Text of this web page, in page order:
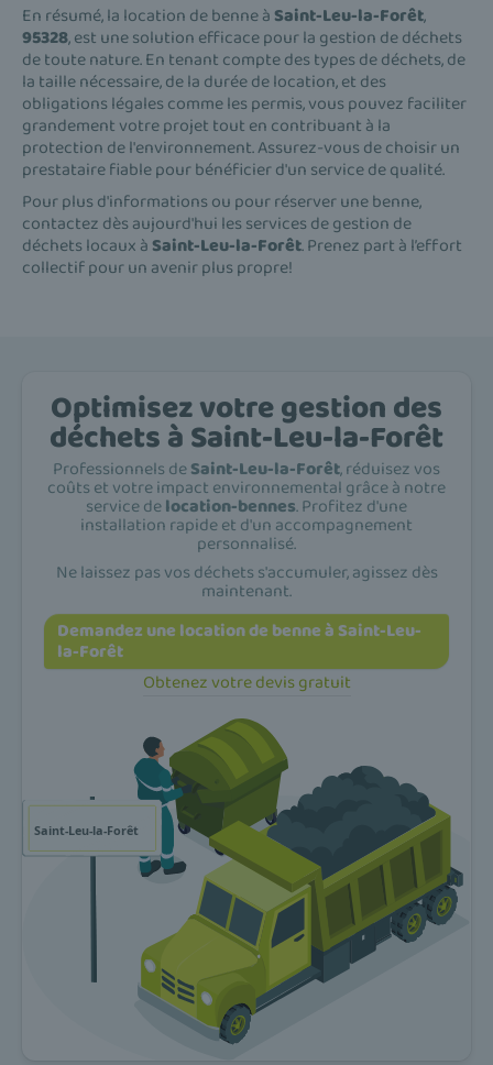
En résumé, la location de benne à Saint-Leu-la-Forêt,
95328, est une solution efficace pour la gestion de déchets
de toute nature. En tenant compte des types de déchets, de
la taille nécessaire, de la durée de location, et des
obligations légales comme les permis, vous pouvez faciliter
grandement votre projet tout en contribuant à la
protection de l'environnement. Assurez-vous de choisir un
prestataire fiable pour bénéficier d'un service de qualité.
Pour plus d'informations ou pour réserver une benne,
contactez dès aujourd'hui les services de gestion de
déchets locaux à Saint-Leu-la-Forêt. Prenez part à l’effort
collectif pour un avenir plus propre!
Optimisez votre gestion des
déchets à Saint-Leu-la-Forêt
Professionnels deSaint-Leu-la-Forêt, réduisez vos
coûts et votre impact environnemental grâce à notre
service delocation-bennes. Profitez d'une
installation rapide et d'un accompagnement
personnalisé.
Ne laissez pas vos déchets s'accumuler, agissez dès
maintenant.
Demandez une location de benne à Saint-Leu-
la-Forêt
Obtenez votre devis gratuit